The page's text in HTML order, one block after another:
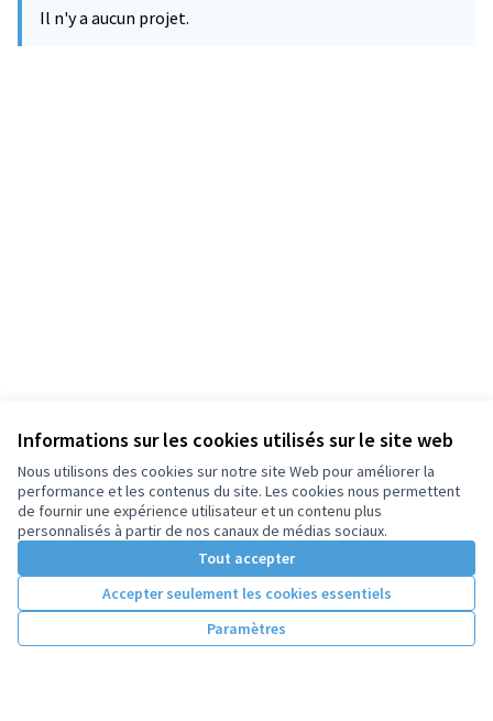
Informations sur les cookies utilisés sur le site web
Nous utilisons des cookies sur notre site Web pour améliorer la
performance et les contenus du site. Les cookies nous permettent
de fournir une expérience utilisateur et un contenu plus
personnalisés à partir de nos canaux de médias sociaux.
Tout accepter
Accepter seulement les cookies essentiels
Paramètres
Il n'y a aucun projet.